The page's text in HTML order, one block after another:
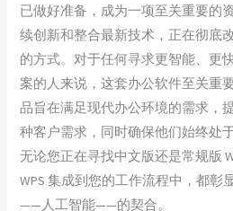
已做好准备，成为一项至关重要的
续创新和整合最新技术，正在彻底
的方式。对于任何寻求更智能、更
案的人来说，这套办公软件至关重
品旨在满足现代办公环境的需求，
种客户需求，同时确保他们始终处
无论您正在寻找中文版还是常规版
WPS 集成到您的工作流程中，都彰
——人工智能——的契合。